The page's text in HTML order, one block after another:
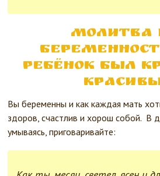
Молитва
ребёнок был
Вы беременны и как каждая мать
здоров, счастлив и хорош собой. В
умываясь, приговаривайте: